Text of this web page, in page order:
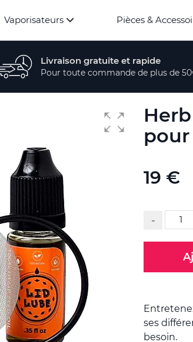
Vaporisateurs Pièces &
Livraison gratuite et rapide
Pour toute commande de plus de
19 €
-
ses
besoin.